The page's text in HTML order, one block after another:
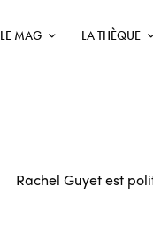
LE MAG LA THÈQUE
Rachel Guyet est